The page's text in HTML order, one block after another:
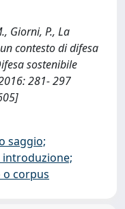
Giorni, P., La
contesto di difesa
sostenibile
281- 297
saggio;
introduzione;
o corpus